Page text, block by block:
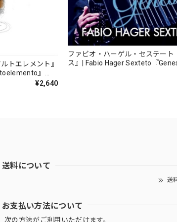
トエレメント』
』
¥2,640
ファビオ・ハーゲル・セステート
ス』| Fabio Hager Sexteto『
送料について
送
お支払い方法について
次の方法がご利用いただけます。